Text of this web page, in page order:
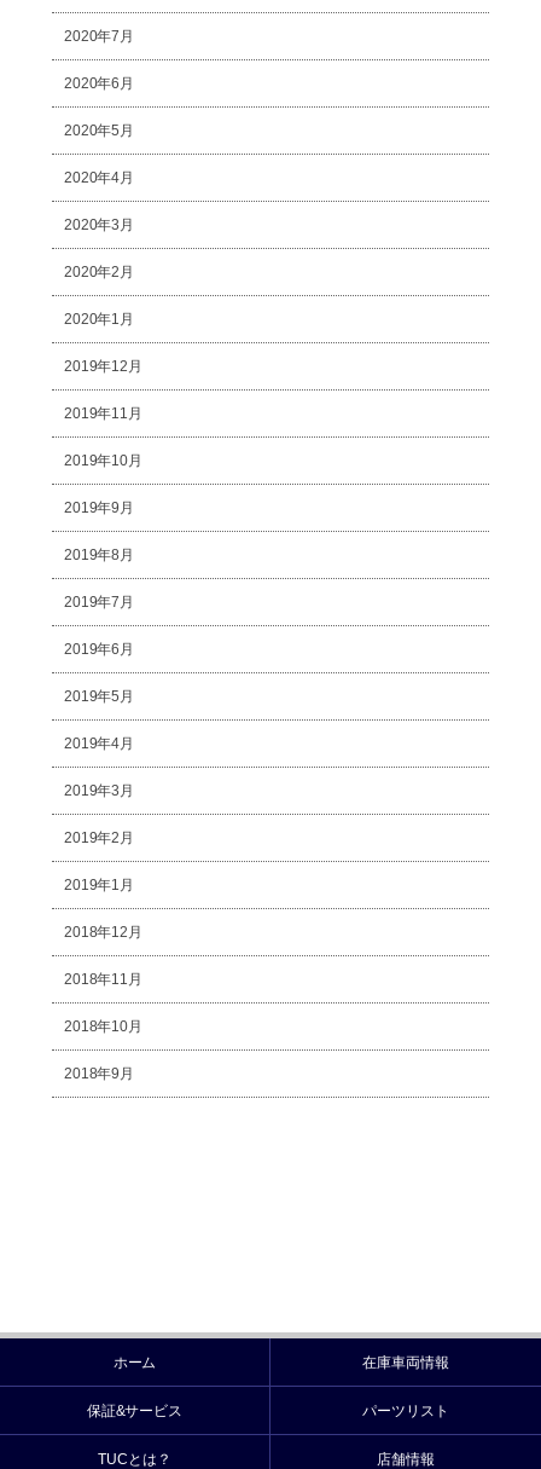
2020年7月
2020年6月
2020年5月
2020年4月
2020年3月
2020年2月
2020年1月
2019年12月
2019年11月
2019年10月
2019年9月
2019年8月
2019年7月
2019年6月
2019年5月
2019年4月
2019年3月
2019年2月
2019年1月
2018年12月
2018年11月
2018年10月
2018年9月
ホーム 在庫車両情報
保証&サービス パーツリスト
TUCとは？ 店舗情報